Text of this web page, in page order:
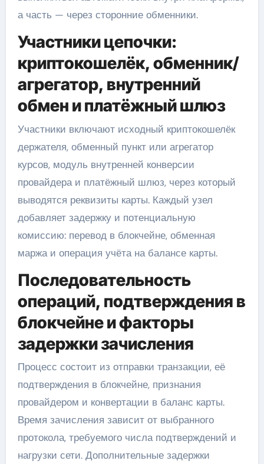
а часть — через сторонние обменники.
Участники цепочки:
криптокошелёк, обменник/
агрегатор, внутренний
обмен и платёжный шлюз
Участники включают исходный криптокошелёк
держателя, обменный пункт или агрегатор
курсов, модуль внутренней конверсии
провайдера и платёжный шлюз, через который
выводятся реквизиты карты. Каждый узел
добавляет задержку и потенциальную
комиссию: перевод в блокчейне, обменная
маржа и операция учёта на балансе карты.
Последовательность
операций, подтверждения в
блокчейне и факторы
задержки зачисления
Процесс состоит из отправки транзакции, её
подтверждения в блокчейне, признания
провайдером и конвертации в баланс карты.
Время зачисления зависит от выбранного
протокола, требуемого числа подтверждений и
нагрузки сети. Дополнительные задержки